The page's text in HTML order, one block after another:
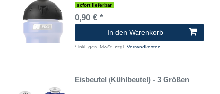
sofort lieferbar
0,90 € *
In den Warenkorb
* inkl. ges. MwSt. zzgl. Versandkosten
Eisbeutel (Kühlbeutel) - 3 Größen